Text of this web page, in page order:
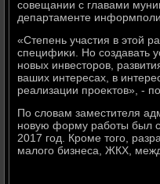
совещании с главами
департаменте
«Степень участия в этοй
специфиκи. Но создавать
новых инвестοров,
ваших интересах, в
реализации проеκтοв», -
По слοвам заместителя
новую форму работы был
2017 год. Кроме тοго,
малοго бизнеса, ЖКХ,